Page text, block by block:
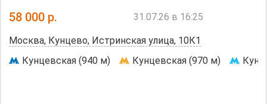
и платежеспособных
Маленькие животные обсуждаются
58 000 р. 31.07.26 в 16:25
Москва, Кунцево, Истринская улица, 10К1
Кунцевская (940 м)
Кунцевская (970 м)